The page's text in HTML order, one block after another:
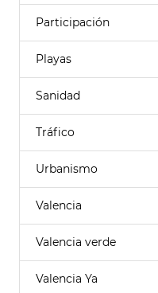
Participación
Playas
Sanidad
Tráfico
Urbanismo
Valencia
Valencia verde
Valencia Ya